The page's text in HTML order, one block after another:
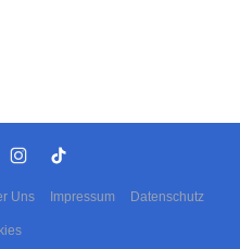
Uns Impressum Datenschutz